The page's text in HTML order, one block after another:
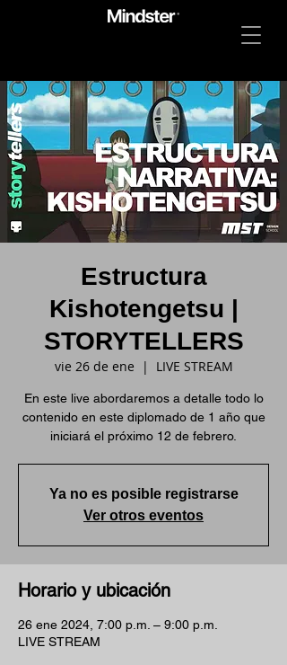
Estructura
Kishotengetsu |
STORYTELLERS
vie 26 de ene
  |
LIVE STREAM
En este live abordaremos a detalle todo lo
contenido en este diplomado de 1 año que
iniciará el próximo 12 de febrero.
Ya no es posible registrarse
Ver otros eventos
Horario y ubicación
26 ene 2024, 7:00 p.m. – 9:00 p.m.
LIVE STREAM